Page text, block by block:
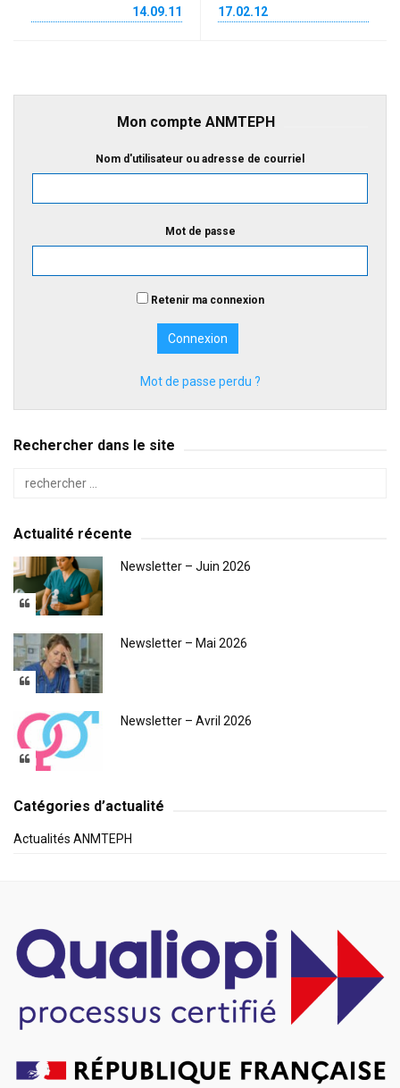
14.09.11
17.02.12
Mon compte ANMTEPH
Nom d'utilisateur ou adresse de courriel
Mot de passe
Retenir ma connexion
Mot de passe perdu ?
Rechercher dans le site
Actualité récente
Newsletter – Juin 2026
Newsletter – Mai 2026
Newsletter – Avril 2026
Catégories d’actualité
Actualités ANMTEPH